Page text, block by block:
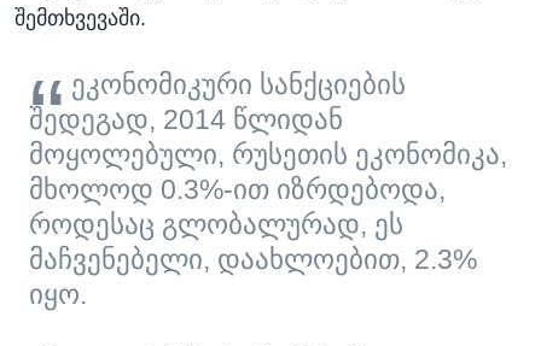
შემთხვევაში.
ეკონომიკური სანქციების
შედეგად, 2014 წლიდან
მოყოლებული, რუსეთის ეკონომიკა,
მხოლოდ 0.3%-ით იზრდებოდა,
როდესაც გლობალურად, ეს
მაჩვენებელი, დაახლოებით, 2.3%
იყო.